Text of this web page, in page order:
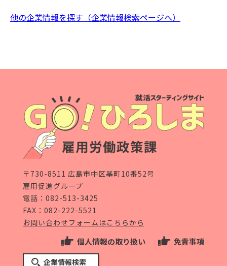
他の企業情報を探す（企業情報検索ページへ）
〒730-8511 広島市中区基町10番52号
雇用促進グループ
電話： 082-513-3425
FAX：082-222-5521
お問い合わせフォームはこちらから
個人情報の取り扱い 免責事項
企業情報検索